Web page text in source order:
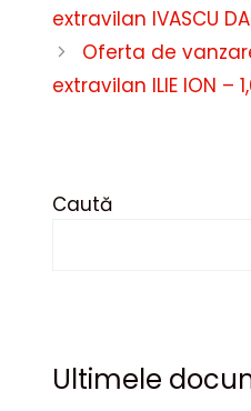
extravilan IVASCU
Oferta de
extravilan ILIE ION –
Caută
Ultimele